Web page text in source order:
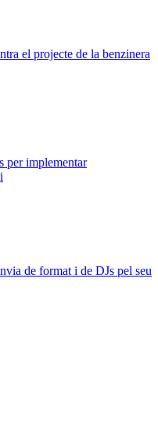
el projecte de la benzinera
per implementar
de format i de DJs pel seu